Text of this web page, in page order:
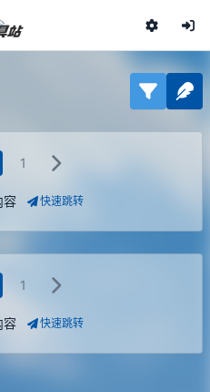
1
容 快速跳转
1
容 快速跳转